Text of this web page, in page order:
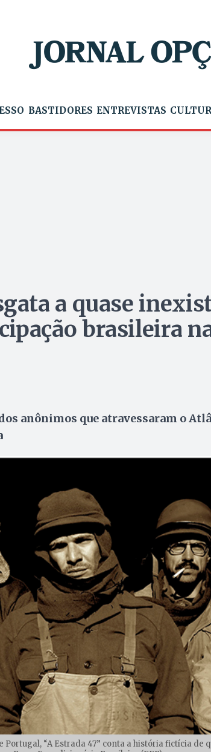
BASTIDORES ENTREVISTAS
a quase
brasileira
anônimos que atravessaram o
“A Estrada 47” conta a história fictícia de